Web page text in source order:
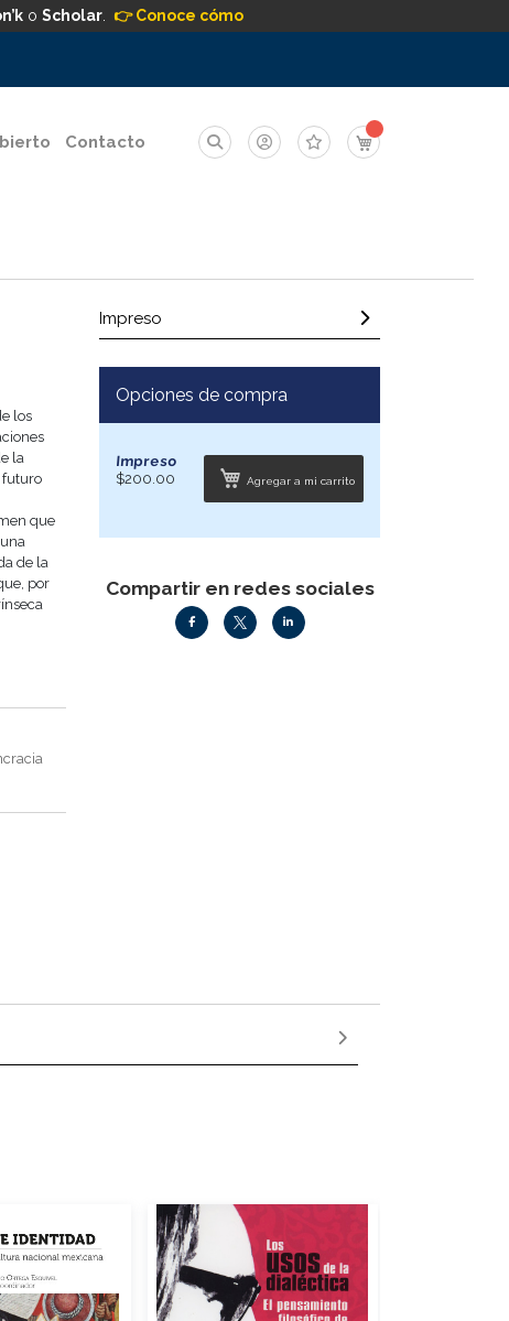
oScholar 👉 Conoce cómo
Contacto Mi carrito
los
la
futuro
que
de la
por
Impreso
Opciones de compra
Impreso
$200.00
Agregar a mi carrito
Compartir en redes sociales